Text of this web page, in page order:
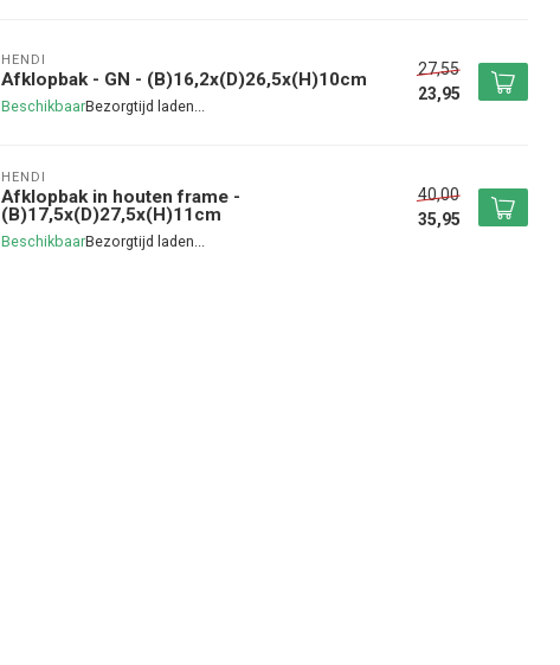
HENDI
Afklopbak - GN - (B)16,2x(D)26,5x(H)10cm
Beschikbaar
27,55
23,95
HENDI
Afklopbak in houten frame -
(B)17,5x(D)27,5x(H)11cm
Beschikbaar
40,00
35,95